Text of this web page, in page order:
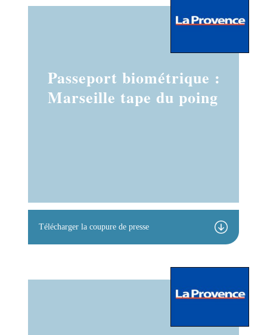
Passeport biométrique :
Marseille tape du poing
Télécharger la coupure de presse